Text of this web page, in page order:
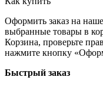
Оформить заказ на
выбранные товары в
Корзина, проверьте
нажмите кнопку
Быстрый заказ